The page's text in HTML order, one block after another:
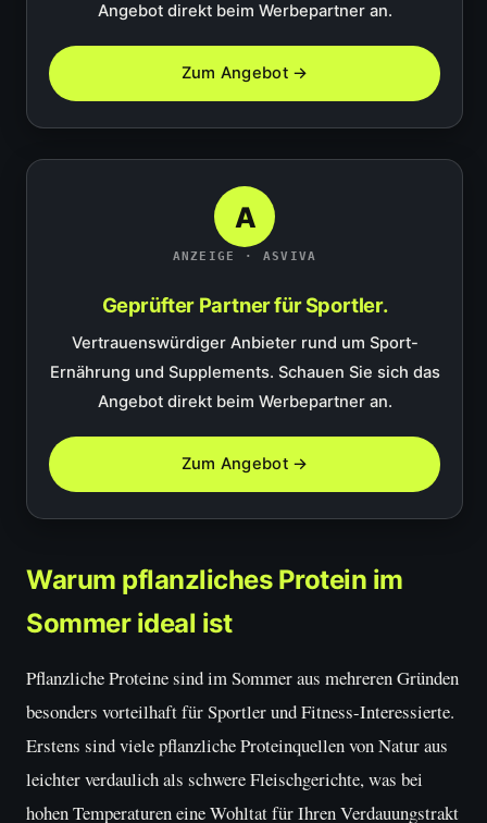
Angebot direkt beim Werbepartner an.
Zum Angebot →
A
ANZEIGE · ASVIVA
Geprüfter Partner für Sportler.
Vertrauenswürdiger Anbieter rund um Sport-
Ernährung und Supplements. Schauen Sie sich das
Angebot direkt beim Werbepartner an.
Zum Angebot →
Warum pflanzliches Protein im
Sommer ideal ist
Pflanzliche Proteine sind im Sommer aus mehreren Gründen
besonders vorteilhaft für Sportler und Fitness-Interessierte.
Erstens sind viele pflanzliche Proteinquellen von Natur aus
leichter verdaulich als schwere Fleischgerichte, was bei
hohen Temperaturen eine Wohltat für Ihren Verdauungstrakt